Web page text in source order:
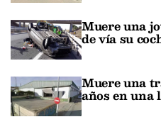
Muere una
de vía su
Muere una
años en una